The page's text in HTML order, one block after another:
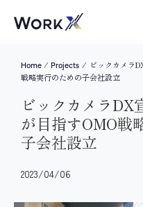
Home / Projects / ビックカメラ
戦略実行のための子会社設立
ビックカメラDX
が目指すOMO戦
子会社設立
2023/04/06